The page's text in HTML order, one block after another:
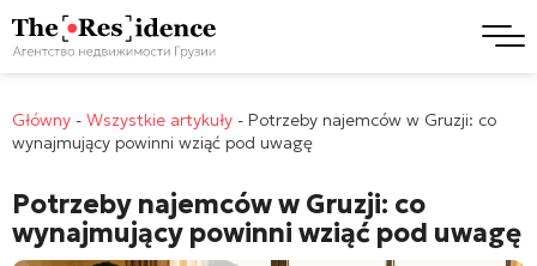
Główny - Wszystkie artykuły - Potrzeby najemców w Gruzji: co
wynajmujący powinni wziąć pod uwagę
Potrzeby najemców w Gruzji: co
wynajmujący powinni wziąć pod uwagę